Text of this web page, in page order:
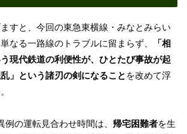
すと、今回の東急東横線・みなとみらい
なる一路線のトラブルに留まらず、
「相
現代鉄道の利便性が、ひとたび事故が起
」という諸刃の剣になること を改めて浮
例の運転見合わせ時間は、 帰宅困難者を生